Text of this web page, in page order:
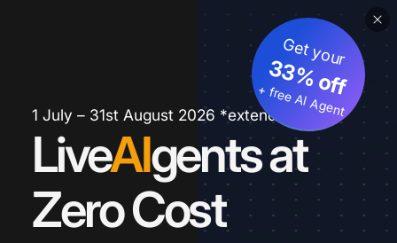
1 July – 31st August 2026 *extended
LiveAIgents at
Zero Cost
Get your
33% off
+ free AI Agent